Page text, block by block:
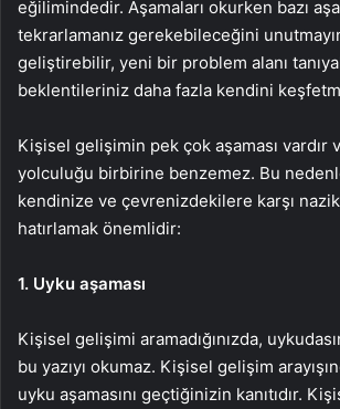
eğilimindedir. Aşamaları okurken bazı
tekrarlamanız gerekebileceğini
geliştirebilir, yeni bir problem alanı
beklentileriniz daha fazla kendini
Kişisel gelişimin pek çok aşaması vardır
yolculuğu birbirine benzemez. Bu
kendinize ve çevrenizdekilere karşı nazik
hatırlamak önemlidir:
1. Uyku aşaması
Kişisel gelişimi aramadığınızda,
bu yazıyı okumaz. Kişisel gelişim
uyku aşamasını geçtiğinizin kanıtıdır.